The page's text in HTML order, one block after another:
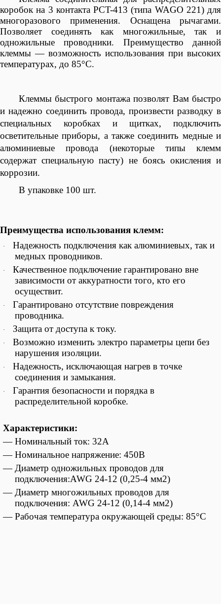
коробок на 3 контактаPCT-413 (типа WAGО 221) для
многоразового применения. Оснащена рычагами.
Позволяет соединять как многожильные, так и
одножильные проводники. Преимущество данной
клеммы — возможность использования при высоких
температурах, до 85°С.
Клеммы быстрого монтажа позволят Вам быстро
и надежно соединить провода, произвести разводку в
специальных коробках и щитках, подключить
осветительные приборы, а также соединить медные и
алюминиевые провода (некоторые типы клемм
содержат специальную пасту) не боясь окисления и
коррозии.
В упаковке 100 шт.
Преимущества использования клемм:
·
Надежность подключения как алюминиевых, так и
медных проводников.
·
Качественное подключение гарантировано вне
зависимости от аккуратности того, кто его
осуществит.
·
Гарантировано отсутствие повреждения
проводника.
· Защита от доступа к току.
·
Возможно изменить электро параметры цепи без
нарушения изоляции.
·
Надежность, исключающая нагрев в точке
соединения и замыкания.
·
Гарантия безопасности и порядка в
распределительной коробке.
Характеристики:
— Номинальный ток: 32А
— Номинальное напряжение: 450В
— Диаметр одножильных проводов для
подключения:AWG 24-12 (0,25-4 мм2)
— Диаметр многожильных проводов для
подключения: AWG 24-12 (0,14-4 мм2)
— Рабочая температура окружающей среды: 85°С